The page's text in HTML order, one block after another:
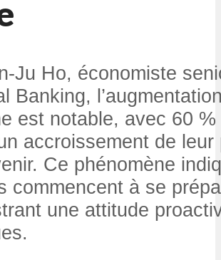
Ju Ho, économiste
Banking,
est notable, avec 60
accroissement de
Ce phénomène
commencent à se
une attitude